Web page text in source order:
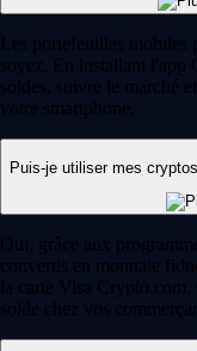
Les portefeuilles mobiles
soyez. En installant l'app
soldes, suivre le marché
votre smartphone.
Puis-je utiliser mes
Oui, grâce aux
convertis en monnaie
la carte Visa
solde chez vos